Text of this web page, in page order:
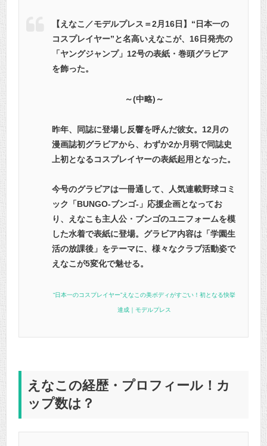
【えなこ／モデルプレス＝2月16日】“日本一の
コスプレイヤー”と名高いえなこが、16日発売の
「ヤングジャンプ」12号の表紙・巻頭グラビア
を飾った。
～(中略)～
昨年、同誌に登場し反響を呼んだ彼女。12月の
漫画誌初グラビアから、わずか2か月弱で同誌史
上初となるコスプレイヤーの表紙起用となった。
今号のグラビアは一冊通して、人気連載野球コミ
ック「BUNGO-ブンゴ-」応援企画となってお
り、えなこも主人公・ブンゴのユニフォームを模
した水着で表紙に登場。グラビア内容は「学園生
活の放課後」をテーマに、様々なクラブ活動姿で
えなこが5変化で魅せる。
“日本一のコスプレイヤー”えなこの美ボディがすごい！初となる快挙
達成｜モデルプレス
えなこの経歴・プロフィール！カ
ップ数は？